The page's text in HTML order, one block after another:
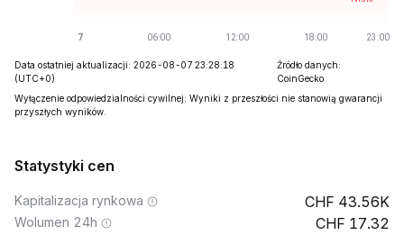
Data ostatniej aktualizacji: 2026-08-07 23:28:18
(UTC+0)
Źródło danych:
CoinGecko
Wyłączenie odpowiedzialności cywilnej: Wyniki z przeszłości nie stanowią gwarancji
przyszłych wyników.
Statystyki cen
Kapitalizacja rynkowa 43.56K
Wolumen 24h 17.32